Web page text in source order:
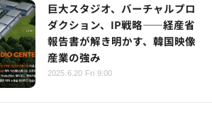
巨大スタジオ、バーチャルプロ
ダクション、IP戦略——経産省
報告書が解き明かす、韓国映像
産業の強み
2025.6.20 Fri 9:00